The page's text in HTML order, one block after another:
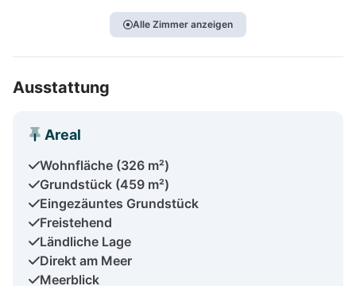
Alle Zimmer anzeigen
Ausstattung
Areal
Wohnfläche (326 m²)
Grundstück (459 m²)
Eingezäuntes Grundstück
Freistehend
Ländliche Lage
Direkt am Meer
Meerblick